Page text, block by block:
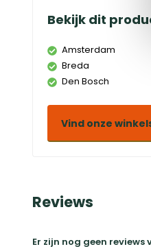
Bekijk dit
Amsterdam
Breda
Den Bosch
Vind onze
Reviews
Er zijn nog geen